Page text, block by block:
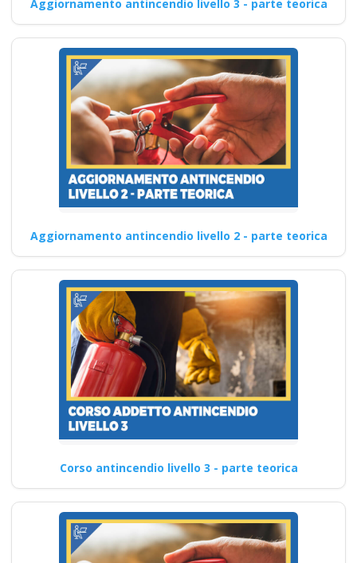
Aggiornamento antincendio livello 3 - parte teorica
Aggiornamento antincendio livello 2 - parte teorica
Corso antincendio livello 3 - parte teorica